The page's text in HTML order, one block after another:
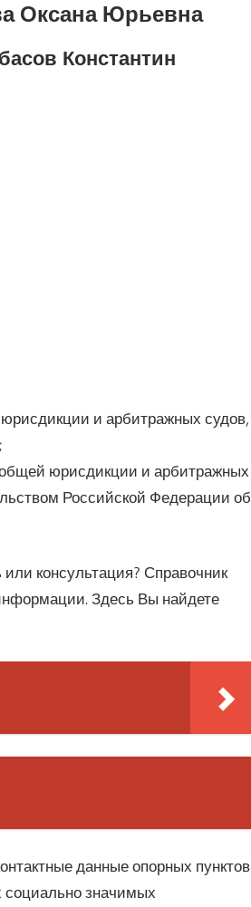
Оксана Юрьевна
Константин
и арбитражных судов,
общей юрисдикции и арбитражных
Российской Федерации об
консультация? Справочник
Здесь Вы найдете
данные опорных пунктов
социально значимых